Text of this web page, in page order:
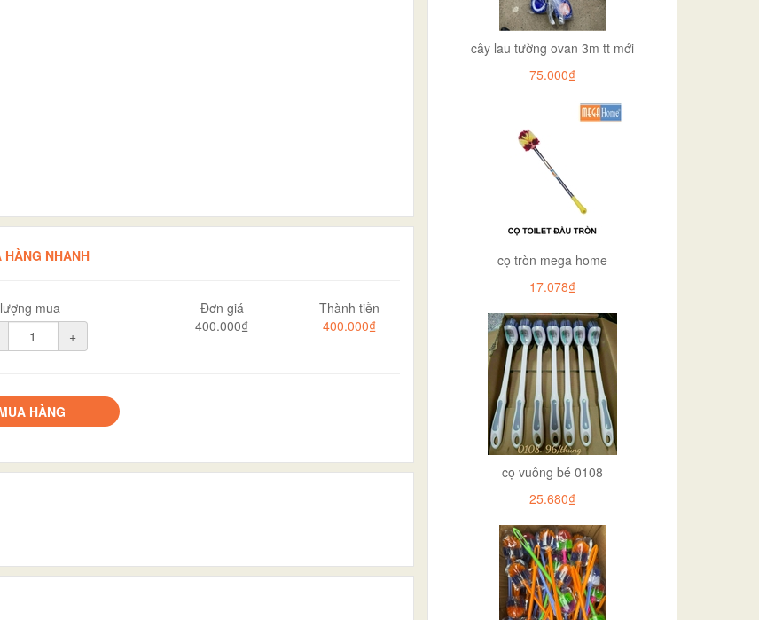
HÀNG NHANH
mua
+
Đơn giá
400.000₫
Thành tiền
400.000₫
HÀNG
cây lau tường ovan 3m tt mới
75.000₫
cọ tròn mega home
17.078₫
cọ vuông bé 0108
25.680₫